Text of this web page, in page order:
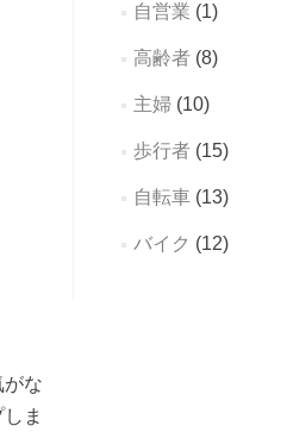
な
ま
自営業 (1)
高齢者(8)
主婦(10)
歩行者(15)
自転車(13)
バイク (12)